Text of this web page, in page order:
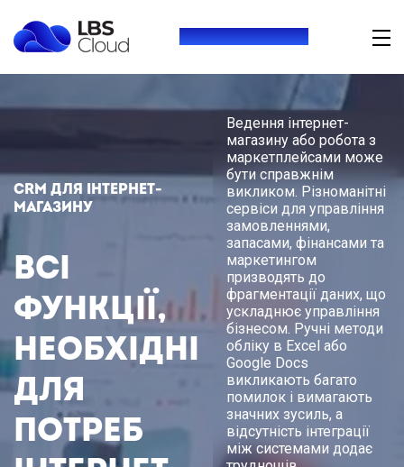
+380 (73) 416 54 69
CRM для інтернет-
магазину
Всі
функції,
необхідні
для
потреб
Ведення інтернет-
магазину або робота з
маркетплейсами може
бути справжнім
викликом. Різноманітні
сервіси для управління
замовленнями,
запасами, фінансами та
маркетингом
призводять до
фрагментації даних, що
ускладнює управління
бізнесом. Ручні методи
обліку в Excel або
Google Docs
викликають багато
помилок і вимагають
значних зусиль, а
відсутність інтеграції
між системами додає